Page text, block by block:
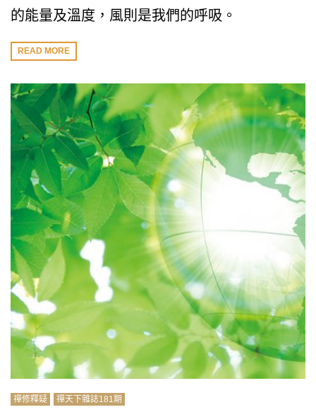
的能量及溫度，風則是我們的呼吸。
READ MORE
禪修釋疑 禪天下雜誌181期